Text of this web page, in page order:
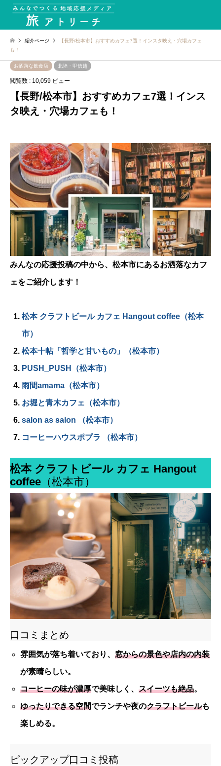
紹介ページ
【長野/松本市】おすすめカフェ7選！インスタ映え・穴場カフェ
も！
お洒落な飲食店 北陸・甲信越
閲覧数 : 10,059 ビュー
【長野/松本市】おすすめカフェ7選！インス
タ映え・穴場カフェも！
みんなの応援投稿の中から、松本市にあるお洒落なカフ
ェをご紹介します！
松本 クラフトビール カフェ Hangout coffee（松本
市）
松本十帖「哲学と甘いもの」（松本市）
PUSH_PUSH（松本市）
雨間amama（松本市）
お堀と青木カフェ（松本市）
salon as salon （松本市）
コーヒーハウスポプラ （松本市）
松本 クラフトビール カフェ Hangout
coffee （松本市）
口コミまとめ
雰囲気が落ち着いており、 窓からの景色や店内の内装
が素晴らしい。
コーヒーの味が濃厚で美味しく、 スイーツも絶品。
ゆったりできる空間でランチや夜のクラフトビールも
楽しめる。
ピックアップ口コミ投稿